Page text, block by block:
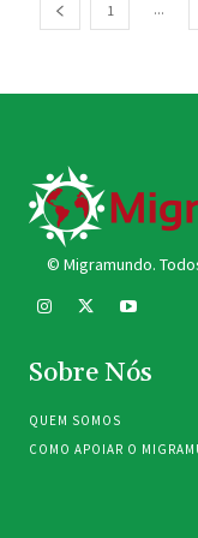
1 ...
© Migramundo.
Sobre Nós
QUEM SOMOS
COMO APOIAR O